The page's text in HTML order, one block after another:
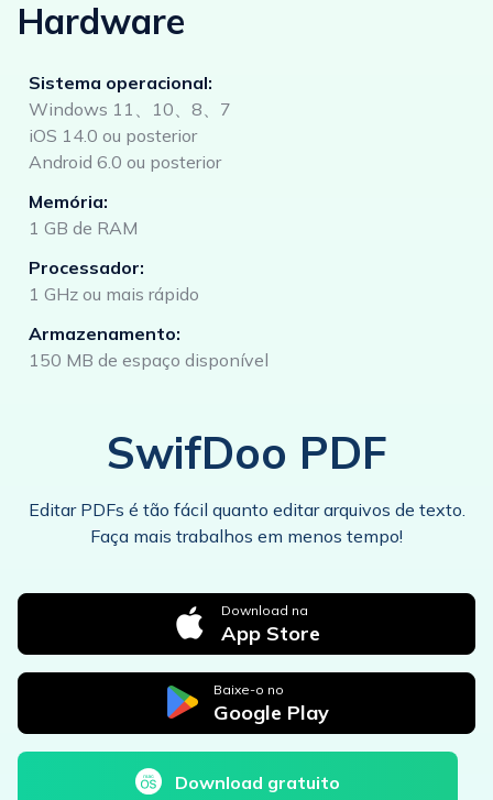
Hardware
Sistema operacional:
Windows 11、10、8、7
iOS 14.0 ou posterior
Android 6.0 ou posterior
Memória:
1 GB de RAM
Processador:
1 GHz ou mais rápido
Armazenamento:
150 MB de espaço disponível
SwifDoo PDF
Editar PDFs é tão fácil quanto editar arquivos de texto.
Faça mais trabalhos em menos tempo!
Download na
App Store
Baixe-o no
Google Play
Download gratuito